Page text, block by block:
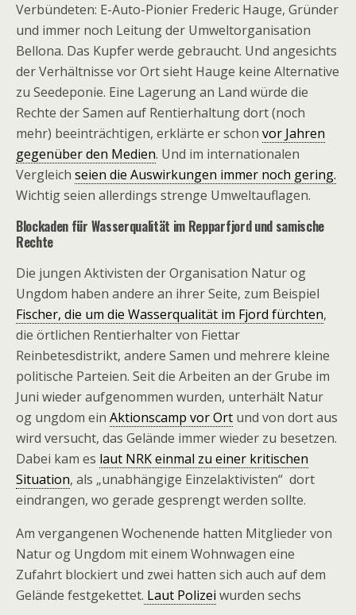
Verbündeten: E-Auto-Pionier Frederic Hauge, Gründer
und immer noch Leitung der Umweltorganisation
Bellona. Das Kupfer werde gebraucht. Und angesichts
der Verhältnisse vor Ort sieht Hauge keine Alternative
zu Seedeponie. Eine Lagerung an Land würde die
Rechte der Samen auf Rentierhaltung dort (noch
mehr) beeinträchtigen, erklärte er schon vor Jahren
gegenüber den Medien. Und im internationalen
Vergleich seien die Auswirkungen immer noch gering.
Wichtig seien allerdings strenge Umweltauflagen.
Blockaden für Wasserqualität im Repparfjord und samische
Rechte
Die jungen Aktivisten der Organisation Natur og
Ungdom haben andere an ihrer Seite, zum Beispiel
Fischer, die um die Wasserqualität im Fjord fürchten,
die örtlichen Rentierhalter von Fiettar
Reinbetesdistrikt, andere Samen und mehrere kleine
politische Parteien. Seit die Arbeiten an der Grube im
Juni wieder aufgenommen wurden, unterhält Natur
og ungdom ein Aktionscamp vor Ort und von dort aus
wird versucht, das Gelände immer wieder zu besetzen.
Dabei kam es laut NRK einmal zu einer kritischen
Situation, als „unabhängige Einzelaktivisten“ dort
eindrangen, wo gerade gesprengt werden sollte.
Am vergangenen Wochenende hatten Mitglieder von
Natur og Ungdom mit einem Wohnwagen eine
Zufahrt blockiert und zwei hatten sich auch auf dem
Gelände festgekettet. Laut Polizei wurden sechs